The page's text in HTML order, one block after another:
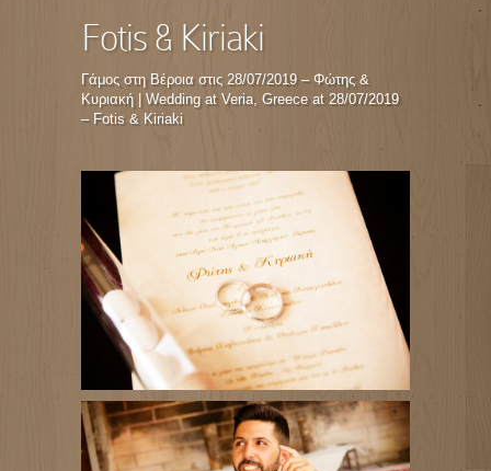
Fotis & Kiriaki
Γάμος στη Βέροια στις 28/07/2019 – Φώτης &
Κυριακή | Wedding at Veria, Greece at 28/07/2019
– Fotis & Kiriaki